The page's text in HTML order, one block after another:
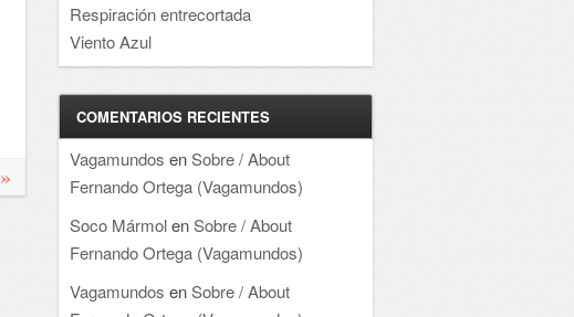
»
Respiración entrecortada
Viento Azul
COMENTARIOS RECIENTES
Vagamundos enSobre / About
Fernando Ortega (Vagamundos)
Soco MármolenSobre / About
Fernando Ortega (Vagamundos)
Vagamundos enSobre / About